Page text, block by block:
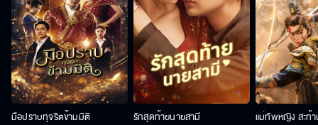
มือปราบทุจริตข้ามมิติ รักสุดท้ายนายสามี แม่ทัพหญิง สะท้